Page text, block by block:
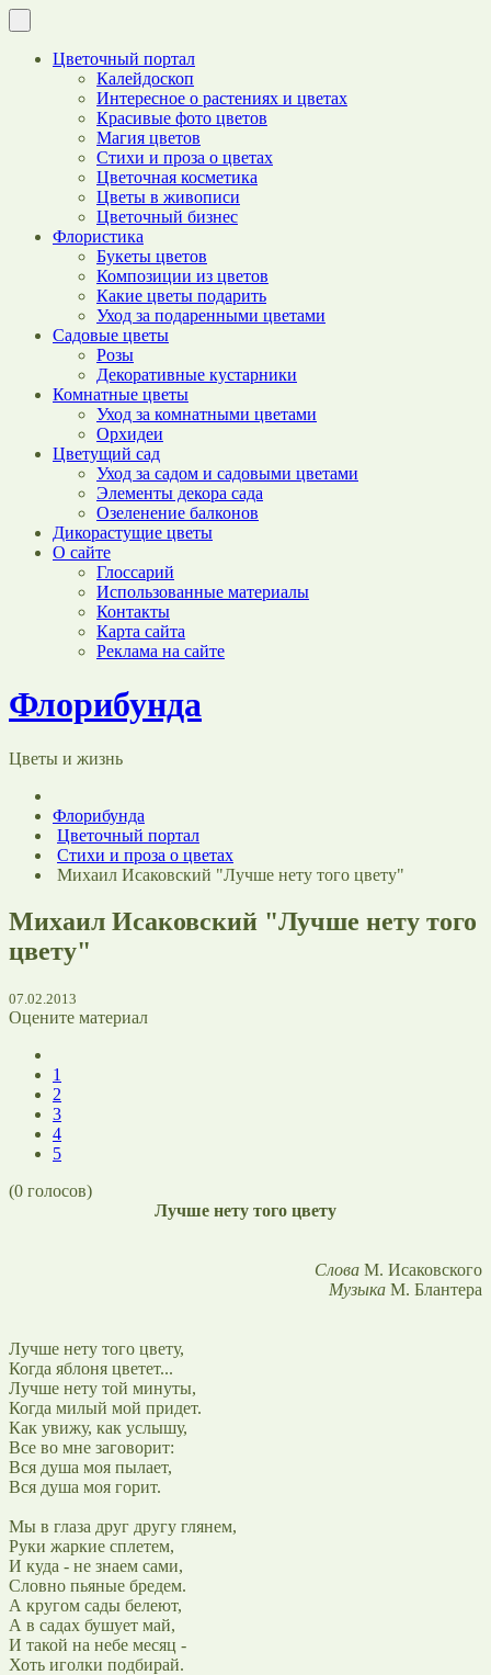
Цветочный портал
Калейдоскоп
Интересное о растениях и цветах
Красивые фото цветов
Магия цветов
Стихи и проза о цветах
Цветочная косметика
Цветы в живописи
Цветочный бизнес
Флористика
Букеты цветов
Композиции из цветов
Какие цветы подарить
Уход за подаренными цветами
Садовые цветы
Розы
Декоративные кустарники
Комнатные цветы
Уход за комнатными цветами
Орхидеи
Цветущий сад
Уход за садом и садовыми цветами
Элементы декора сада
Озеленение балконов
Дикорастущие цветы
О сайте
Глоссарий
Использованные материалы
Контакты
Карта сайта
Реклама на сайте
Флорибунда
Цветы и жизнь
Флорибунда
Цветочный портал
Стихи и проза о цветах
Михаил Исаковский "Лучше нету того цвету"
Михаил Исаковский "Лучше нету того
цвету"
07.02.2013
Оцените материал
1
2
3
4
5
(0 голосов)
Лучше нету того цвету
Слова М. Исаковского
Музыка М. Блантера
Лучше нету того цвету,
Когда яблоня цветет...
Лучше нету той минуты,
Когда милый мой придет.
Как увижу, как услышу,
Все во мне заговорит:
Вся душа моя пылает,
Вся душа моя горит.
Мы в глаза друг другу глянем,
Руки жаркие сплетем,
И куда - не знаем сами,
Словно пьяные бредем.
А кругом сады белеют,
А в садах бушует май,
И такой на небе месяц -
Хоть иголки подбирай.